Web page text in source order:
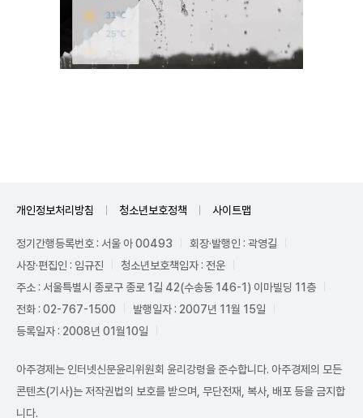
개인정보처리방침 청소년보호정책 사이트맵
정기간행등록번호 : 서울 아 00493
회장·발행인 : 곽영길
사장·편집인 : 임규진
청소년보호책임자 : 전운
주소 : 서울특별시 종로구 종로 1길 42(수송동 146-1) 이마빌딩 11층
전화 : 02-767-1500
발행일자 : 2007년 11월 15일
등록일자 : 2008년 01월10일
아주경제는 인터넷신문윤리위원회 윤리강령을 준수합니다. 아주경제의 모든
콘텐츠(기사)는 저작권법의 보호를 받으며, 무단전재, 복사, 배포 등을 금지합
니다.